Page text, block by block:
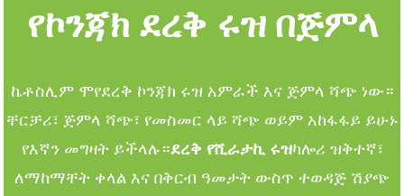
የኮንጃክ ደረቅ ሩዝ በጅምላ
ኬቶስሊም ሞየደረቅ ኮንጃክ ሩዝ አምራች እና ጅምላ ሻጭ ነው።
ቸርቻሪ፣ ጅምላ ሻጭ፣ የመስመር ላይ ሻጭ ወይም አከፋፋይ ይሁኑ
የእኛን መግዛት ይችላሉ።ደረቅ የሺራታኪ ሩዝካሎሪ ዝቅተኛ፣
ለማከማቸት ቀላል እና በቅርብ ዓመታት ውስጥ ተወዳጅ ሽያጭ